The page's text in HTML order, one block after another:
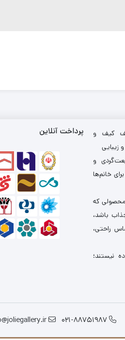
کیف و
زیبایی
و
خانم‌ها
محصولی که
باشد،
راحتی،
نیستند؛
پرداخت آنلاین
021-88751987